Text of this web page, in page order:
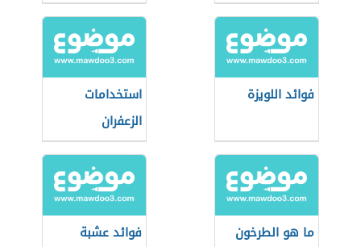
فوائد اللويزة
استخدامات
الزعفران
ما هو الطرخون
فوائد عشبة